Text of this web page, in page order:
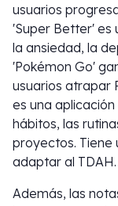
usuarios
'Super Better' es
la ansiedad, la
'Pokémon Go'
usuarios atrapar
es una
hábitos, las
proyectos. Tiene
adaptar al TDAH.
Además, las